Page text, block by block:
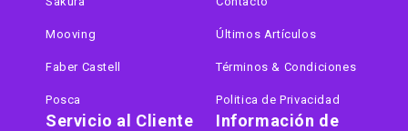
Información de
Mooving
Faber Castell
Posca
Últimos Artículos
Términos & Condiciones
Politica de Privacidad
Servicio al Cliente